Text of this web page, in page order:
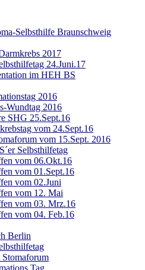
Selbsthilfe Braunschweig
2017
24.Juni.17
im HEH BS
2016
Wundtag 2016
SHG 25.Sept.16
vom 24.Sept.16
vom 15.Sept. 2016
Selbsthilfetag
vom 06.Okt.16
vom 01.Sept.16
vom 02.Juni
vom 12. Mai
vom 03. Mrz.16
vom 04. Feb.16
Berlin
Tag